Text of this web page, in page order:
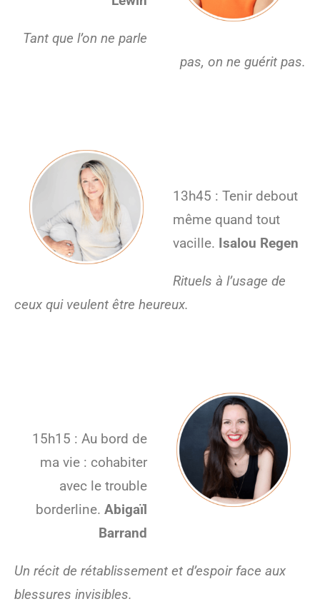
Tant que l’on ne parle
pas, on ne guérit pas.
13h45 : Tenir debout
même quand tout
vacille. Isalou Regen
Rituels à l’usage de
ceux qui veulent être heureux.
15h15 : Au bord de
ma vie : cohabiter
avec le trouble
borderline. Abigaïl
Barrand
Un récit de rétablissement et d’espoir face aux
blessures invisibles.